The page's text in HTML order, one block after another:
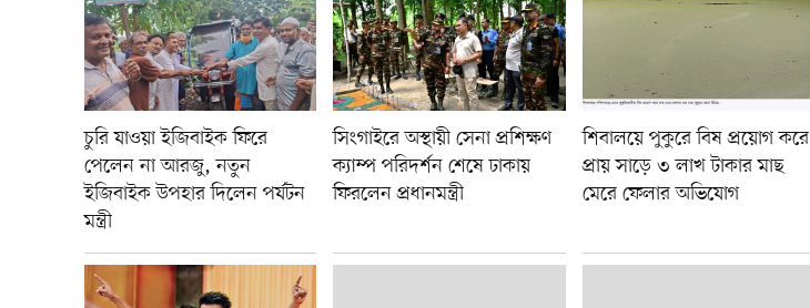
চুরি যাওয়া ইজিবাইক ফিরে
পেলেন না আরজু, নতুন
ইজিবাইক উপহার দিলেন পর্যটন
মন্ত্রী
সিংগাইরে অস্থায়ী সেনা প্রশিক্ষণ
ক্যাম্প পরিদর্শন শেষে ঢাকায়
ফিরলেন প্রধানমন্ত্রী
শিবালয়ে পুকুরে বিষ প্রয়োগ করে
প্রায় সাড়ে ৩ লাখ টাকার মাছ
মেরে ফেলার অভিযোগ